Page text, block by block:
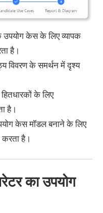
उपयोग केस के लिए व्यापक
है।
विवरण के समर्थन में दृश्य
के लिए
है।
केस मॉडल बनाने के लिए
है।
का उपयोग